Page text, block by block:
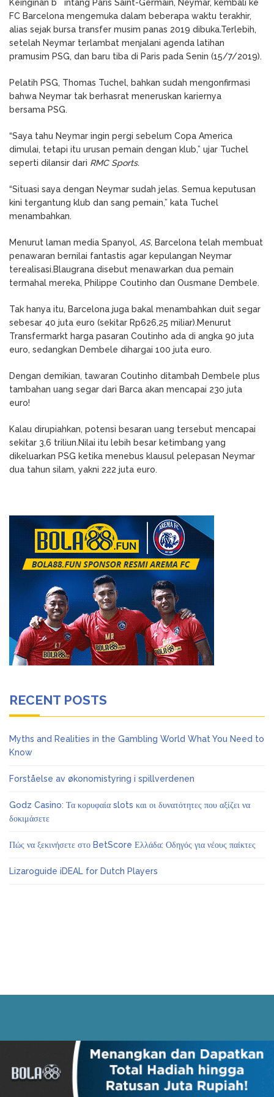
Keinginan b intang Paris Saint-Germain, Neymar, kembali ke
FC Barcelona mengemuka dalam beberapa waktu terakhir,
alias sejak bursa transfer musim panas 2019 dibuka.Terlebih,
setelah Neymar terlambat menjalani agenda latihan
pramusim PSG, dan baru tiba di Paris pada Senin (15/7/2019).
Pelatih PSG, Thomas Tuchel, bahkan sudah mengonfirmasi
bahwa Neymar tak berhasrat meneruskan kariernya
bersama PSG.
“Saya tahu Neymar ingin pergi sebelum Copa America
dimulai, tetapi itu urusan pemain dengan klub,” ujar Tuchel
seperti dilansir dari RMC Sports.
“Situasi saya dengan Neymar sudah jelas. Semua keputusan
kini tergantung klub dan sang pemain,” kata Tuchel
menambahkan.
Menurut laman media Spanyol, AS, Barcelona telah membuat
penawaran bernilai fantastis agar kepulangan Neymar
terealisasi.Blaugrana disebut menawarkan dua pemain
termahal mereka, Philippe Coutinho dan Ousmane Dembele.
Tak hanya itu, Barcelona juga bakal menambahkan duit segar
sebesar 40 juta euro (sekitar Rp626,25 miliar).Menurut
Transfermarkt harga pasaran Coutinho ada di angka 90 juta
euro, sedangkan Dembele dihargai 100 juta euro.
Dengan demikian, tawaran Coutinho ditambah Dembele plus
tambahan uang segar dari Barca akan mencapai 230 juta
euro!
Kalau dirupiahkan, potensi besaran uang tersebut mencapai
sekitar 3,6 triliun.Nilai itu lebih besar ketimbang yang
dikeluarkan PSG ketika menebus klausul pelepasan Neymar
dua tahun silam, yakni 222 juta euro.
RECENT POSTS
Myths and Realities in the Gambling World What You Need to
Know
Forståelse av økonomistyring i spillverdenen
Godz Casino: Τα κορυφαία slots και οι δυνατότητες που αξίζει να
δοκιμάσετε
Πώς να ξεκινήσετε στο BetScore Ελλάδα: Οδηγός για νέους παίκτες
Lizaroguide iDEAL for Dutch Players
Powered by WordPress | Bootstrap Themes